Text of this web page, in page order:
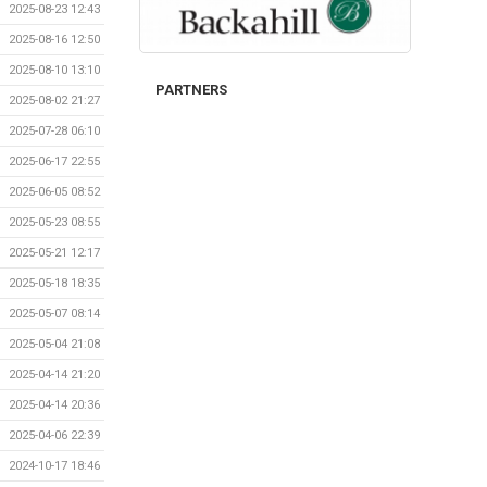
2025-08-23 12:43
2025-08-16 12:50
2025-08-10 13:10
2025-08-02 21:27
2025-07-28 06:10
2025-06-17 22:55
2025-06-05 08:52
2025-05-23 08:55
2025-05-21 12:17
2025-05-18 18:35
2025-05-07 08:14
2025-05-04 21:08
2025-04-14 21:20
2025-04-14 20:36
2025-04-06 22:39
2024-10-17 18:46
PARTNERS